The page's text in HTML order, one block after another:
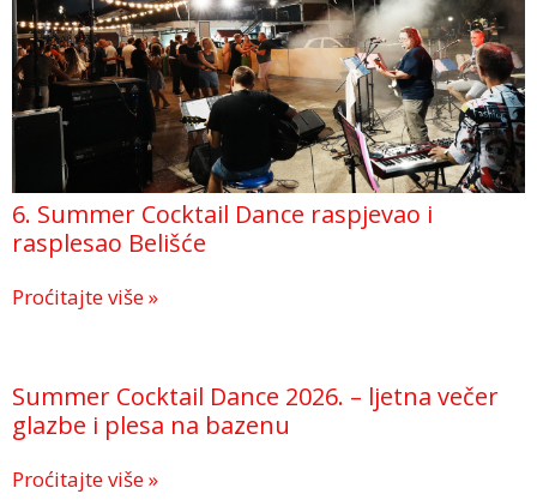
6. Summer Cocktail Dance raspjevao i
rasplesao Belišće
Proćitajte više »
Summer Cocktail Dance 2026. – ljetna večer
glazbe i plesa na bazenu
Proćitajte više »